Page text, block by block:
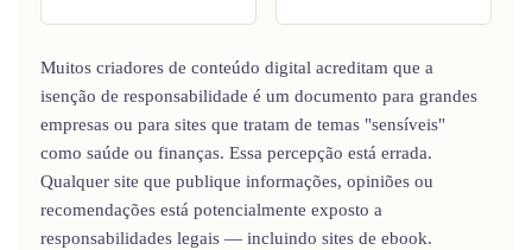
Muitos criadores de conteúdo digital acreditam que a
isenção de responsabilidade é um documento para grandes
empresas ou para sites que tratam de temas "sensíveis"
como saúde ou finanças. Essa percepção está errada.
Qualquer site que publique informações, opiniões ou
recomendações está potencialmente exposto a
responsabilidades legais — incluindo sites de ebook.